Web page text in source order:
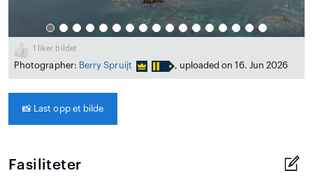
1 liker bildet
Photographer: Berry Spruijt , uploaded on 16. Jun 2026
📸 Last opp et bilde
Fasiliteter